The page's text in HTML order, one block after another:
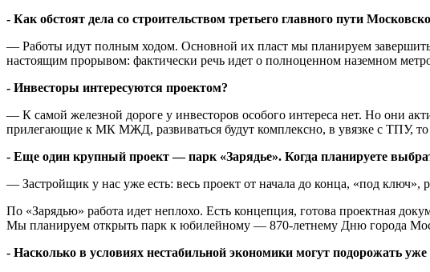
- Как обстоят дела со строительством третьего главного пути
— Работы идут полным ходом. Основной их пласт мы планируем
настоящим прорывом: фактически речь идет о полноценном наземном
- Инвесторы интересуются проектом?
— К самой железной дороге у инвесторов особого интереса нет. Но они
прилегающие к МК МЖД, развиваться будут комплексно, в увязке с ТПУ,
- Еще один крупный проект — парк «Зарядье». Когда планируете
— Застройщик у нас уже есть: весь проект от начала до конца, «под ключ»,
По «Зарядью» работа идет неплохо. Есть концепция, готова проектная
Мы планируем открыть парк к юбилейному — 870-летнему Дню города
- Насколько в условиях нестабильной экономики могут подорожать